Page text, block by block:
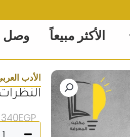
الأكثر مبيعاً وصل
الأدب
340EGP
كمية